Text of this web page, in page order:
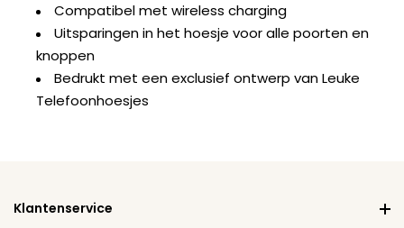
Compatibel met wireless charging
Uitsparingen in het hoesje voor alle poorten en
knoppen
Bedrukt met een exclusief ontwerp van Leuke
Telefoonhoesjes
Klantenservice